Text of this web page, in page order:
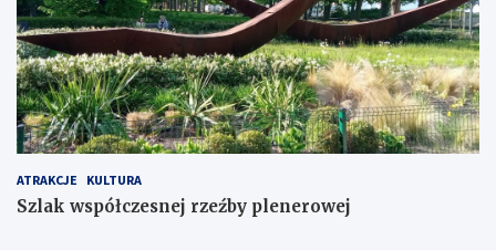
ATRAKCJE KULTURA
Szlak współczesnej rzeźby plenerowej